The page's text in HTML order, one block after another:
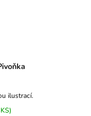
ilustrací.